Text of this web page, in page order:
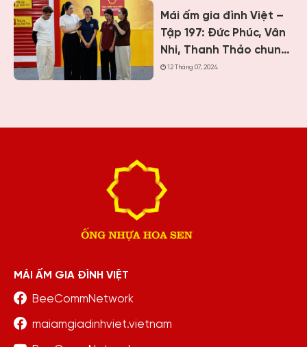
Mái ấm gia đình Việt –
Tập 197: Đức Phúc, Vân
Nhi, Thanh Thảo chung
tay giúp hai cô bé có
12 Tháng 07, 2024
MÁI ẤM GIA ĐÌNH VIỆT
BeeCommNetwork
maiamgiadinhviet.vietnam